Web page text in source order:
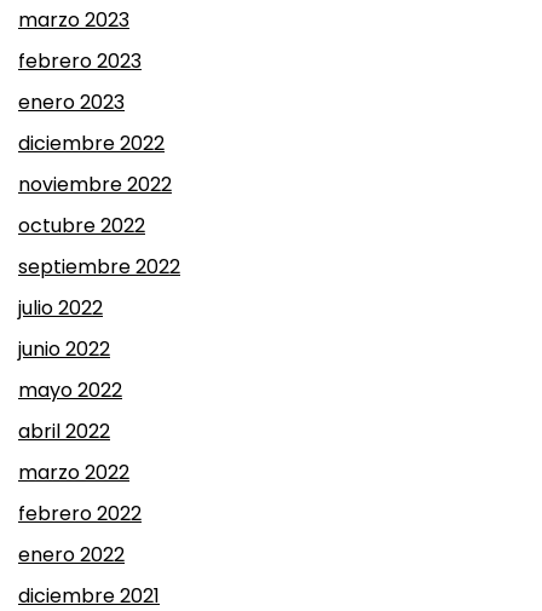
marzo 2023
febrero 2023
enero 2023
diciembre 2022
noviembre 2022
octubre 2022
septiembre 2022
julio 2022
junio 2022
mayo 2022
abril 2022
marzo 2022
febrero 2022
enero 2022
diciembre 2021